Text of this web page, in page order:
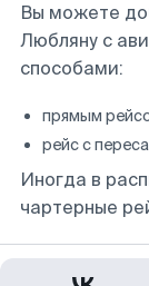
Вы можете
Любляну с
способами:
прямым
рейс с
Иногда в
чартерные